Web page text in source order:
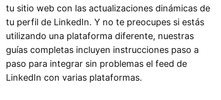
tu sitio web con las actualizaciones dinámicas de
tu perfil de LinkedIn. Y no te preocupes si estás
utilizando una plataforma diferente, nuestras
guías completas incluyen instrucciones paso a
paso para integrar sin problemas el feed de
LinkedIn con varias plataformas.